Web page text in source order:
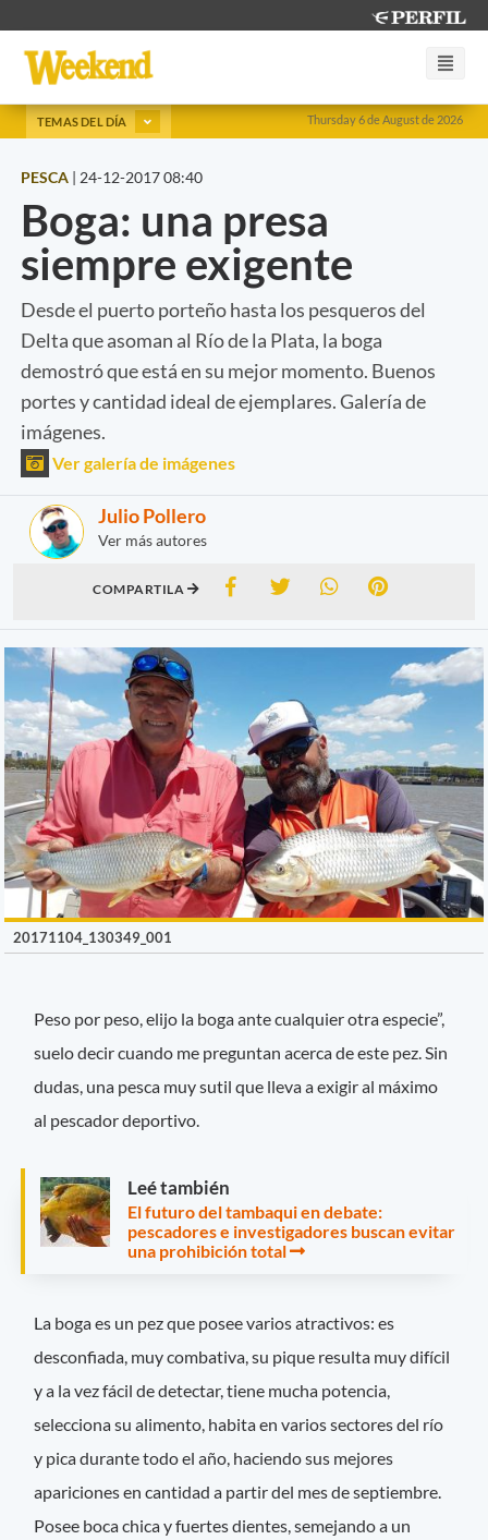
Thursday 6 de August de 2026
TEMAS DEL DÍA
PESCA | 24-12-2017 08:40
Boga: una presa
siempre exigente
Desde el puerto porteño hasta los pesqueros del
Delta que asoman al Río de la Plata, la boga
demostró que está en su mejor momento. Buenos
portes y cantidad ideal de ejemplares. Galería de
imágenes.
Ver galería de imágenes
Julio Pollero
Ver más autores
COMPARTILA
20171104_130349_001
Peso por peso, elijo la boga ante cualquier otra especie”,
suelo decir cuando me preguntan acerca de este pez. Sin
dudas, una pesca muy sutil que lleva a exigir al máximo
al pescador deportivo.
Leé también
El futuro del tambaqui en debate:
pescadores e investigadores buscan evitar
una prohibición total
La boga es un pez que posee varios atractivos: es
desconfiada, muy combativa, su pique resulta muy difícil
y a la vez fácil de detectar, tiene mucha potencia,
selecciona su alimento, habita en varios sectores del río
y pica durante todo el año, haciendo sus mejores
apariciones en cantidad a partir del mes de septiembre.
Posee boca chica y fuertes dientes, semejando a un